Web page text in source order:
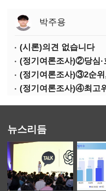
박주용
(시론)의견 없습니다
뉴스리듬